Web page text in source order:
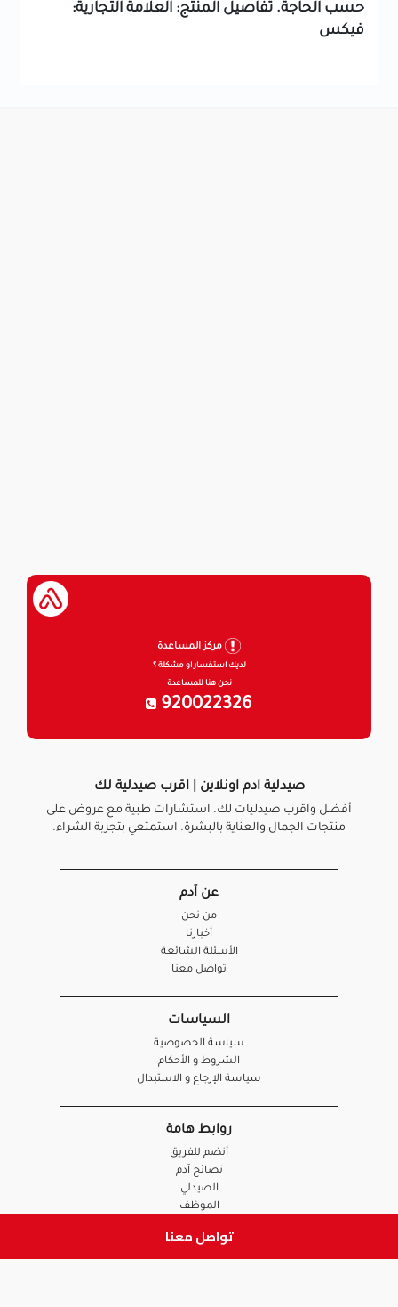
حسب الحاجة. تفاصيل المنتج: العلامة التجارية:
فيكس
تواصل معنا
مركز المساعدة
لديك استفسار او مشكلة ؟
نحن هنا للمساعدة
920022326
صيدلية ادم اونلاين | اقرب صيدلية لك
أفضل واقرب صيدليات لك. استشارات طبية مع عروض على
منتجات الجمال والعناية بالبشرة. استمتعي بتجربة الشراء.
عن آدم
من نحن
أخبارنا
الأسئلة الشائعة
تواصل معنا
السياسات
سياسة الخصوصية
الشروط و الأحكام
سياسة الإرجاع و الاستبدال
روابط هامة
أنضم للفريق
نصائح آدم
الصيدلي
الموظف